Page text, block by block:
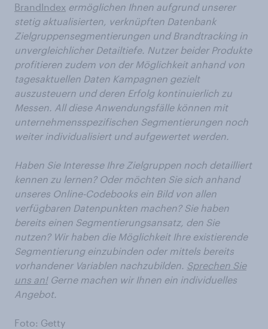
BrandIndex ermöglichen Ihnen aufgrund unserer
stetig aktualisierten, verknüpften Datenbank
Zielgruppensegmentierungen und Brandtracking in
unvergleichlicher Detailtiefe. Nutzer beider Produkte
profitieren zudem von der Möglichkeit anhand von
tagesaktuellen Daten Kampagnen gezielt
auszusteuern und deren Erfolg kontinuierlich zu
Messen. All diese Anwendungsfälle können mit
unternehmensspezifischen Segmentierungen noch
weiter individualisiert und aufgewertet werden.
Haben Sie Interesse Ihre Zielgruppen noch detailliert
kennen zu lernen? Oder möchten Sie sich anhand
unseres Online-Codebooks ein Bild von allen
verfügbaren Datenpunkten machen? Sie haben
bereits einen Segmentierungsansatz, den Sie
nutzen? Wir haben die Möglichkeit Ihre existierende
Segmentierung einzubinden oder mittels bereits
vorhandener Variablen nachzubilden. Sprechen Sie
uns an!Gerne machen wir Ihnen ein individuelles
Angebot.
Foto: Getty